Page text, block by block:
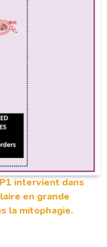
intervient dans
en grande
la mitophagie.